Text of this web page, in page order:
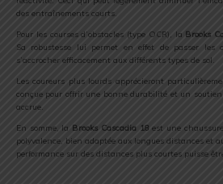
des entraînements courts.
Pour les courses d’obstacles (type OCR), la Brooks
Sa robustesse lui permet en effet de passer les
s’accrocher efficacement aux différents types de sol.
Les coureurs plus lourds apprécieront
conçue pour offrir une bonne durabilité et un
accrue.
En somme, la Brooks Cascadia 18 est une
polyvalence, bien adaptée aux longues distances et
performance sur des distances plus courtes puisse